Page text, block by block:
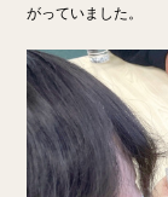
がっていました。